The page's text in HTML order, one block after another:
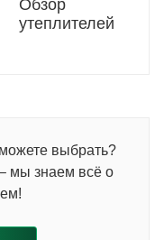
Обзор
утеплителей
выбрать?
мы знаем всё о